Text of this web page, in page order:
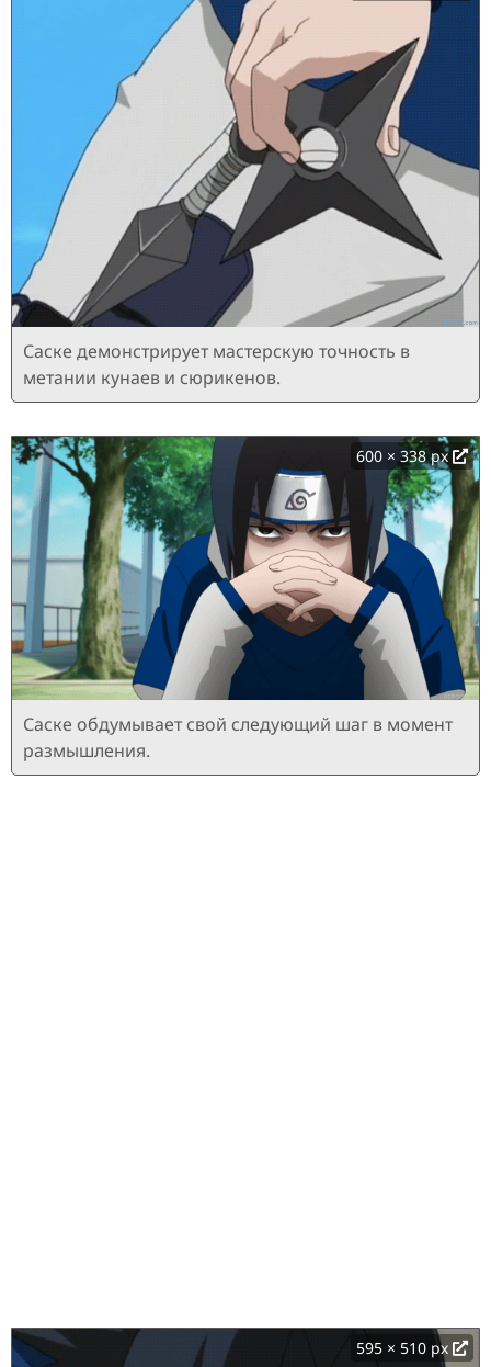
Саске демонстрирует мастерскую точность в
метании кунаев и сюрикенов.
600 × 338 px
Саске обдумывает свой следующий шаг в момент
размышления.
595 × 510 px